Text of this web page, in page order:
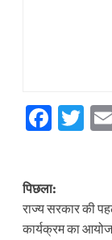
पोस्ट
नेविगेशन
पिछला:
राज्य सरकार की
कार्यक्रम का